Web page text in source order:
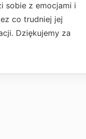
sobie z emocjami i
co trudniej jej
Dziękujemy za